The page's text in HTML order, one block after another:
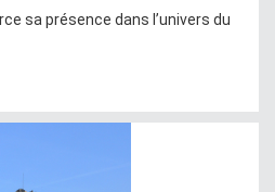
sa présence dans l’univers du